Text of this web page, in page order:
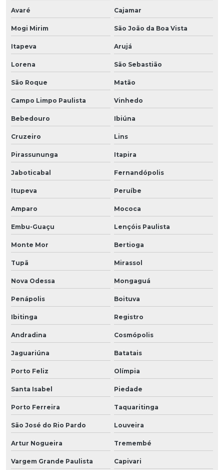
Avaré Cajamar
Mogi Mirim São João da Boa Vista
Itapeva Arujá
Lorena São Sebastião
São Roque Matão
Campo Limpo Paulista Vinhedo
Bebedouro Ibiúna
Cruzeiro Lins
Pirassununga Itapira
Jaboticabal Fernandópolis
Itupeva Peruíbe
Amparo Mococa
Embu-Guaçu Lençóis Paulista
Monte Mor Bertioga
Tupã Mirassol
Nova Odessa Mongaguá
Penápolis Boituva
Ibitinga Registro
Andradina Cosmópolis
Jaguariúna Batatais
Porto Feliz Olímpia
Santa Isabel Piedade
Porto Ferreira Taquaritinga
São José do Rio Pardo Louveira
Artur Nogueira Tremembé
Vargem Grande Paulista Capivari